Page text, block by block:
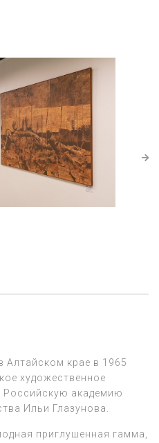
Алтайском крае в 1965
художественное
Российскую академию
Ильи Глазунова.
приглушенная гамма,